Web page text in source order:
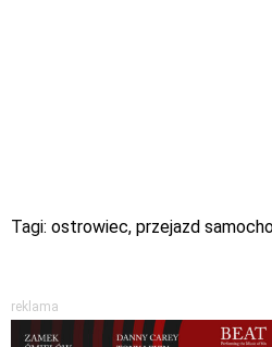
Tagi: ostrowiec, przejazd
reklama